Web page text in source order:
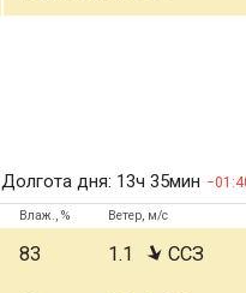
Долгота дня: 13ч 35мин
Влаж., % Ветер, м/с
83 1.1 ССЗ